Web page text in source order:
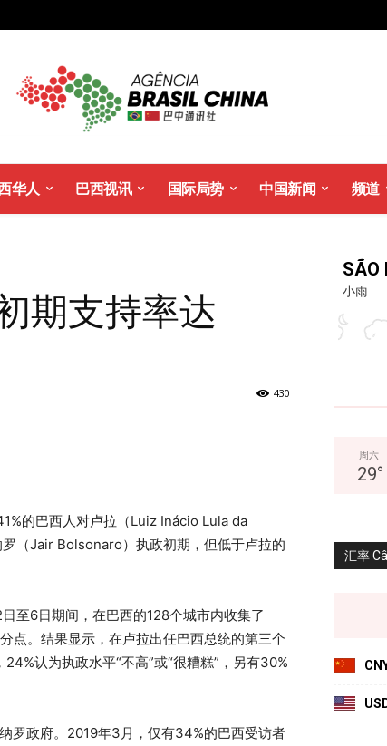
华人 巴西视讯 国际局势 中国新闻 频道
期支持率达
430
的巴西人对卢拉（Luiz Inácio Lula da
（Jair Bolsonaro）执政初期，但低于卢拉的
至6日期间，在巴西的128个城市内收集了
点。结果显示，在卢拉出任巴西总统的第三个
认为执政水平“不高”或“很糟糕”，另有30%
罗政府。2019年3月，仅有34%的巴西受访者
SÃO
小雨
周六
29°
汇率